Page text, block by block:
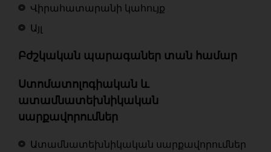
Վիրահատարանի կահույք
Այլ
Բժշկական պարագաներ տան համար
Ստոմատոլոգիական և
ատամնատեխնիկական
սարքավորումներ
Ատամնատեխնիկական սարքավորումներ